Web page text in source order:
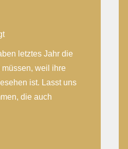
letztes Jahr die
weil ihre
ist. Lasst uns
die auch